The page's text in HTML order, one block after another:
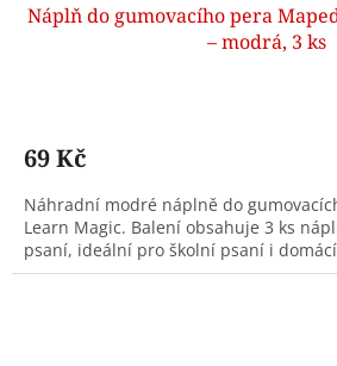
Náplň do gumovacího pera
– modrá, 3 ks
69 Kč
Náhradní modré náplně do
Learn Magic. Balení obsahuje 3 ks
psaní, ideální pro školní psaní i